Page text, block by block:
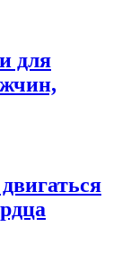
для